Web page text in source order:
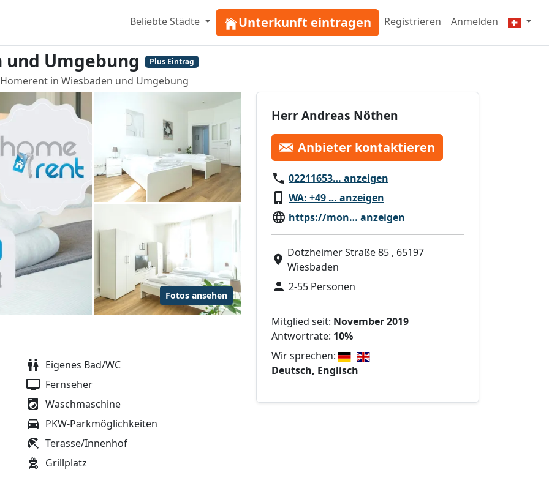
Beliebte Städte Unterkunft eintragen Registrieren Anmelden
Umgebung Plus Eintrag
Homerent in Wiesbaden und Umgebung
Fotos ansehen
Herr Andreas Nöthen
Anbieter kontaktieren
02211653… anzeigen
WA: +49 … anzeigen
https://mon… anzeigen
Dotzheimer Straße 85 , 65197
Wiesbaden
2-55 Personen
Mitglied seit: November 2019
Antwortrate: 10%
Wir sprechen:
Deutsch, Englisch
Eigenes Bad/WC
Fernseher
Waschmaschine
PKW-Parkmöglichkeiten
Terasse/Innenhof
Grillplatz